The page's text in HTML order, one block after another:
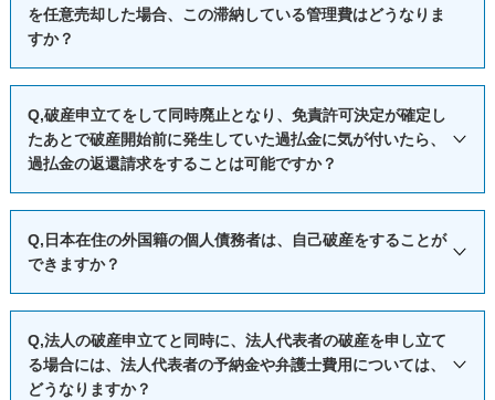
鑑定士（不動産の鑑定評価に関する法律１６③）、警備業
者、警備員（警備業法３①、１４Ⅰ）、生命保険募集人、損保
建物取引士（宅地建物取引業法５Ⅰ①、１８Ⅰ③）、建設業（建
設業法８①、１７）、賃金業者（貸金６Ⅰ②）があげられま
す。また、私法上の資格制限としては、後見人（民８４７
７６の２②、民８４７③）、保佐監督人（民８７６の３②、
民８４７③）、補助人（民８７６の７②、民８４７③）、補
助監督人（民８７６の８②、民８４７③）、遺言執行者（民
は、これらの契約を解除することになります。そのため、法
人名義の携帯電話等を破産者の代表者個人やその家族が使用
している場合は、これらの解除がなされてしまうと考えた方
がよいと思います。
なお、破産申立後開始決定前の給付についての請求権は財団
債権になり、さらに一定期間ごとに債権額を算定すべき継続
的給付については、申立日の属する期間内の給付についての
請求権を財団債権とする規定があります（破産法５５条２
項）。
が、明確な振分基準については定めていません。
ですので、振分基準については、各地の地方裁判所がそれ
ています。
また、同時廃止事件となるか破産管財事件となるかの振分
基準については、２０１７年以降、全国で見直しされていま
護士に相談されることをおすすめします。
なお、２０１９年時点での水戸地方裁判所管内において管
財事件となる原則的事案は、（１）３３万円以上の現金があ
る場合、（２）現金以外の財産について、財産項目ごとの合
計額が２０万円以上になる場合、（３）資産の状態が明らか
でなく２０万円以上の資産が存在する可能性のある場合、
を任意売却した場合、この滞納している管理費はどうなりま
すか？
前に滞納していたマンション管理費は免責されますので支払
う必要はなくなります。
他方で、破産手続開始決定後に発生した管理費について
の対象になりません。
「規約若しくは集金の決議に基づき他の区分所有者に対して
有する債権」（区分所有法７条１項）に該当します。
マンション管理費が滞納されている状況で区分所有権が譲
Q,破産申立てをして同時廃止となり、免責許可決定が確定し
たあとで破産開始前に発生していた過払金に気が付いたら、
過払金の返還請求をすることは可能ですか？
了した以上、破産者は自己の有する財産の管理処分権を失わ
かしながら、破産者が過払金返還請求権の存在を認識したう
えで、破産手続による免責を得たあとで請求する意図でこれ
を隠匿したことが認められる場合には、信義則に反し、権利
Q,日本在住の外国籍の個人債務者は、自己破産をすることが
できますか？
は、日本で破産手続開始の申立てをすることができます。ま
た、破産手続及び免責手続において、日本人と同一の地位を
Q,法人の破産申立てと同時に、法人代表者の破産を申し立て
る場合には、法人代表者の予納金や弁護士費用については、
どうなりますか？